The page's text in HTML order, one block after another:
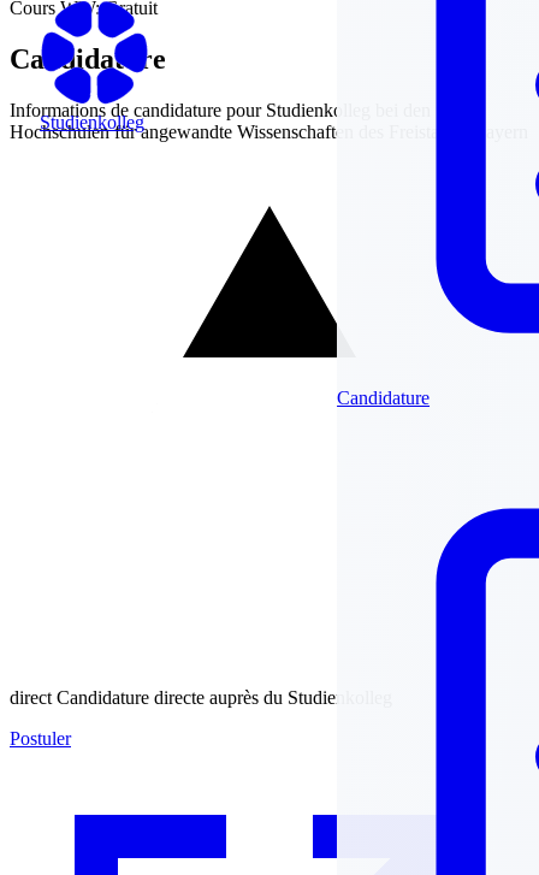
Studienkolleg
Candidature
Cours WW:Gratuit
Candidature
Informations de candidature pour Studienkolleg bei den
Hochschulen für angewandte Wissenschaften des Freistaates Bayern
direct Candidature directe auprès du Studienkolleg
Postuler